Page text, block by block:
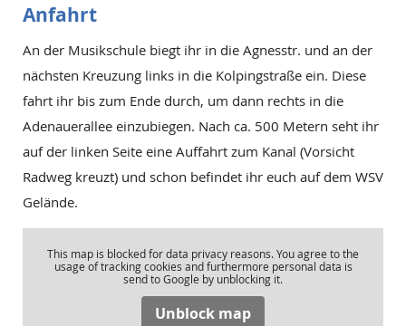
Anfahrt
An der Musikschule biegt ihr in die Agnesstr. und an der
nächsten Kreuzung links in die Kolpingstraße ein. Diese
fahrt ihr bis zum Ende durch, um dann rechts in die
Adenauerallee einzubiegen. Nach ca. 500 Metern seht ihr
auf der linken Seite eine Auffahrt zum Kanal (Vorsicht
Radweg kreuzt) und schon befindet ihr euch auf dem WSV
Gelände.
This map is blocked for data privacy reasons. You agree to the
usage of tracking cookies and furthermore personal data is
send to Google by unblocking it.
Unblock map